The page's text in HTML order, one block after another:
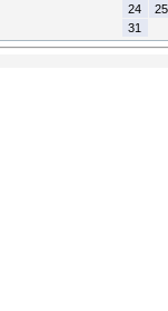
24
25
31